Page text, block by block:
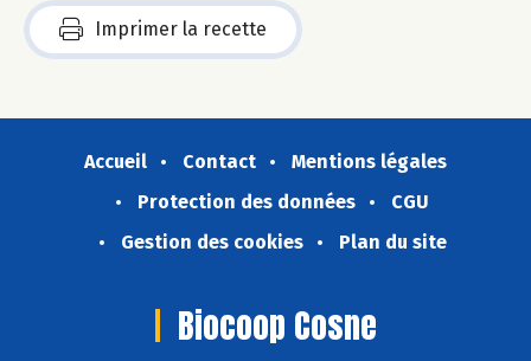
Imprimer la recette
Accueil Contact
Mentions légales
Protection des données
CGU
Gestion des cookies
Plan du site
Biocoop Cosne